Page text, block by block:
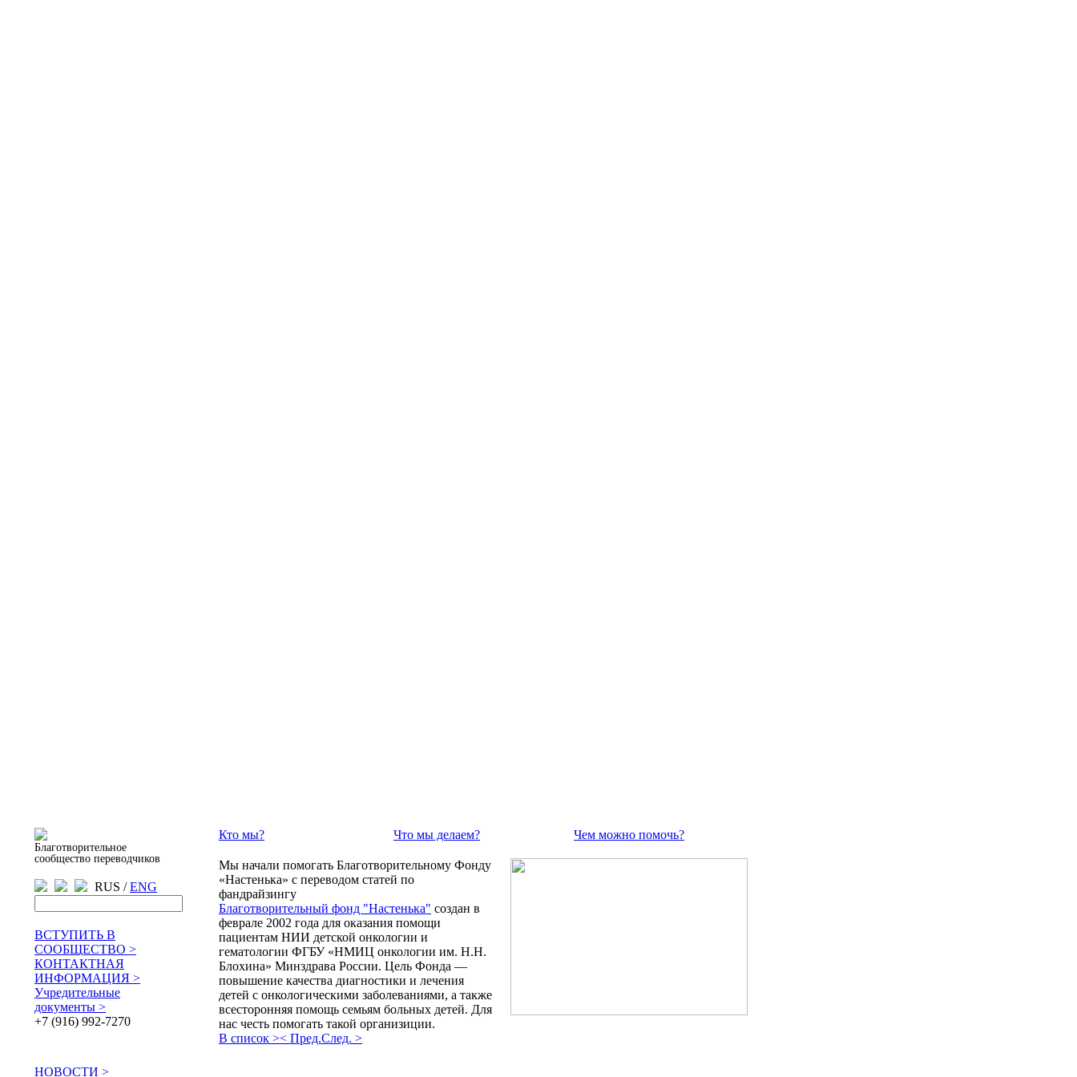
Благотворительное
сообщество переводчиков
RUS /ENG
ВСТУПИТЬ В
СООБЩЕСТВО >
КОНТАКТНАЯ
ИНФОРМАЦИЯ >
Учредительные
документы >
+7 (916) 992-7270
НОВОСТИ >
Кто мы? Что мы делаем? Чем можно помочь?
Мы начали помогать Благотворительному Фонду
«Настенька» с переводом статей по
фандрайзингу
Благотворительный фонд "Настенька" создан в
феврале 2002 года для оказания помощи
пациентам НИИ детской онкологии и
гематологии ФГБУ «НМИЦ онкологии им. Н.Н.
Блохина» Минздрава России. Цель Фонда —
повышение качества диагностики и лечения
детей с онкологическими заболеваниями, а также
всесторонняя помощь семьям больных детей. Для
нас честь помогать такой организиции.
В список >< Пред.След. >